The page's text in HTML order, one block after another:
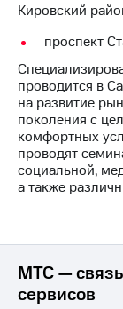
выкупа
акций
Рынок
Кировский
проспект
проводится в
на развитие
поколения с
комфортных
проводят
социальной,
а также
МТС —
сервисов